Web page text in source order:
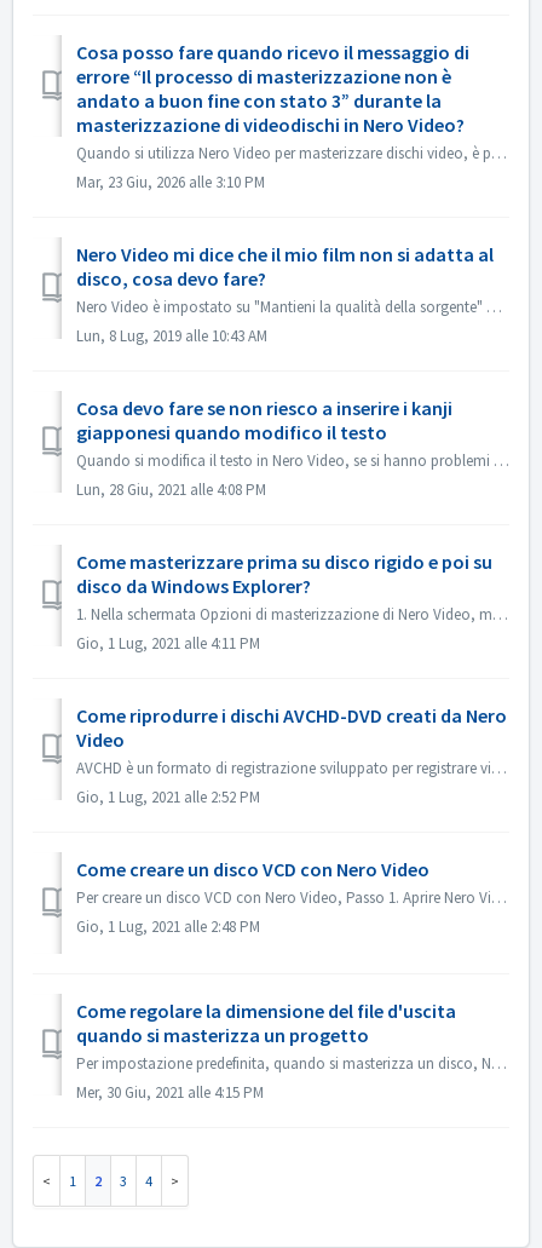
Cosa posso fare quando ricevo il messaggio di
errore “Il processo di masterizzazione non è
andato a buon fine con stato 3” durante la
masterizzazione di videodischi in Nero Video?
Quando si utilizza Nero Video per masterizzare dischi video, è possibile che si verifichi questo errore. Lo “Stato 3” è uno stato generico relativo al proc...
Mar, 23 Giu, 2026 alle 3:10 PM
Nero Video mi dice che il mio film non si adatta al
disco, cosa devo fare?
Nero Video è impostato su "Mantieni la qualità della sorgente" per impostazione predefinita. In questo modo il DVD, AVCHD, Blu-ray che ne risulta ...
Lun, 8 Lug, 2019 alle 10:43 AM
Cosa devo fare se non riesco a inserire i kanji
giapponesi quando modifico il testo
Quando si modifica il testo in Nero Video, se si hanno problemi con l'inserimento dei kanji giapponesi con alcuni editor di metodi di input, ad esempio ...
Lun, 28 Giu, 2021 alle 4:08 PM
Come masterizzare prima su disco rigido e poi su
disco da Windows Explorer?
1. Nella schermata Opzioni di masterizzazione di Nero Video, masterizza il progetto nella cartella del disco rigido. 2. Se la masterizzazione è riuscita, u...
Gio, 1 Lug, 2021 alle 4:11 PM
Come riprodurre i dischi AVCHD-DVD creati da Nero
Video
AVCHD è un formato di registrazione sviluppato per registrare video ad alta definizione su supporti come supporti DVD registrabili, hard disk e schede di me...
Gio, 1 Lug, 2021 alle 2:52 PM
Come creare un disco VCD con Nero Video
Per creare un disco VCD con Nero Video, Passo 1. Aprire Nero Video. Passo 2. Trascinare un file video in Nero Video Home, Nero Video aprirà la finestra di d...
Gio, 1 Lug, 2021 alle 2:48 PM
Come regolare la dimensione del file d'uscita
quando si masterizza un progetto
Per impostazione predefinita, quando si masterizza un disco, Nero Video cercherà di adattarsi all'intero spazio di un disco. Per alcuni casi, se non ha...
Mer, 30 Giu, 2021 alle 4:15 PM
1 2 3 4